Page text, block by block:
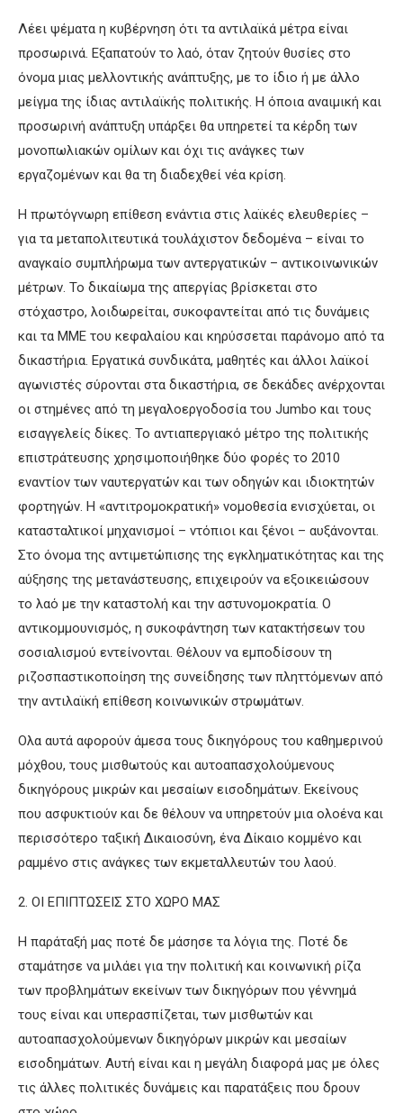
Λέει ψέματα η κυβέρνηση ότι τα αντιλαϊκά μέτρα είναι
προσωρινά. Εξαπατούν το λαό, όταν ζητούν θυσίες στο
όνομα μιας μελλοντικής ανάπτυξης, με το ίδιο ή με άλλο
μείγμα της ίδιας αντιλαϊκής πολιτικής. Η όποια αναιμική και
προσωρινή ανάπτυξη υπάρξει θα υπηρετεί τα κέρδη των
μονοπωλιακών ομίλων και όχι τις ανάγκες των
εργαζομένων και θα τη διαδεχθεί νέα κρίση.
Η πρωτόγνωρη επίθεση ενάντια στις λαϊκές ελευθερίες –
για τα μεταπολιτευτικά τουλάχιστον δεδομένα – είναι το
αναγκαίο συμπλήρωμα των αντεργατικών – αντικοινωνικών
μέτρων. Το δικαίωμα της απεργίας βρίσκεται στο
στόχαστρο, λοιδωρείται, συκοφαντείται από τις δυνάμεις
και τα ΜΜΕ του κεφαλαίου και κηρύσσεται παράνομο από τα
δικαστήρια. Εργατικά συνδικάτα, μαθητές και άλλοι λαϊκοί
αγωνιστές σύρονται στα δικαστήρια, σε δεκάδες ανέρχονται
οι στημένες από τη μεγαλοεργοδοσία του Jumbo και τους
εισαγγελείς δίκες. Το αντιαπεργιακό μέτρο της πολιτικής
επιστράτευσης χρησιμοποιήθηκε δύο φορές το 2010
εναντίον των ναυτεργατών και των οδηγών και ιδιοκτητών
φορτηγών. Η «αντιτρομοκρατική» νομοθεσία ενισχύεται, οι
κατασταλτικοί μηχανισμοί – ντόπιοι και ξένοι – αυξάνονται.
Στο όνομα της αντιμετώπισης της εγκληματικότητας και της
αύξησης της μετανάστευσης, επιχειρούν να εξοικειώσουν
το λαό με την καταστολή και την αστυνομοκρατία. Ο
αντικομμουνισμός, η συκοφάντηση των κατακτήσεων του
σοσιαλισμού εντείνονται. Θέλουν να εμποδίσουν τη
ριζοσπαστικοποίηση της συνείδησης των πληττόμενων από
την αντιλαϊκή επίθεση κοινωνικών στρωμάτων.
Ολα αυτά αφορούν άμεσα τους δικηγόρους του καθημερινού
μόχθου, τους μισθωτούς και αυτοαπασχολούμενους
δικηγόρους μικρών και μεσαίων εισοδημάτων. Εκείνους
που ασφυκτιούν και δε θέλουν να υπηρετούν μια ολοένα και
περισσότερο ταξική Δικαιοσύνη, ένα Δίκαιο κομμένο και
ραμμένο στις ανάγκες των εκμεταλλευτών του λαού.
2. ΟΙ ΕΠΙΠΤΩΣΕΙΣ ΣΤΟ ΧΩΡΟ ΜΑΣ
Η παράταξή μας ποτέ δε μάσησε τα λόγια της. Ποτέ δε
σταμάτησε να μιλάει για την πολιτική και κοινωνική ρίζα
των προβλημάτων εκείνων των δικηγόρων που γέννημά
τους είναι και υπερασπίζεται, των μισθωτών και
αυτοαπασχολούμενων δικηγόρων μικρών και μεσαίων
εισοδημάτων. Αυτή είναι και η μεγάλη διαφορά μας με όλες
τις άλλες πολιτικές δυνάμεις και παρατάξεις που δρουν